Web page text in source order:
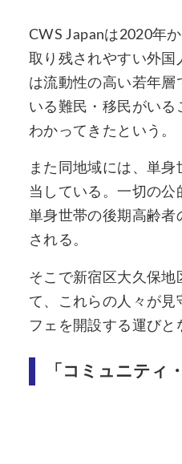
CWS Japanは2020年
取り残されやすい外国
は流動性の高い若年
いる難民・移民がい
わかってきたという。
また同地域には、単
当している。一切の
単身世帯の後期高齢者
される。
そこで新宿区大久保地
て、これらの人々が見
フェを開設する運びと
「コミュニティ